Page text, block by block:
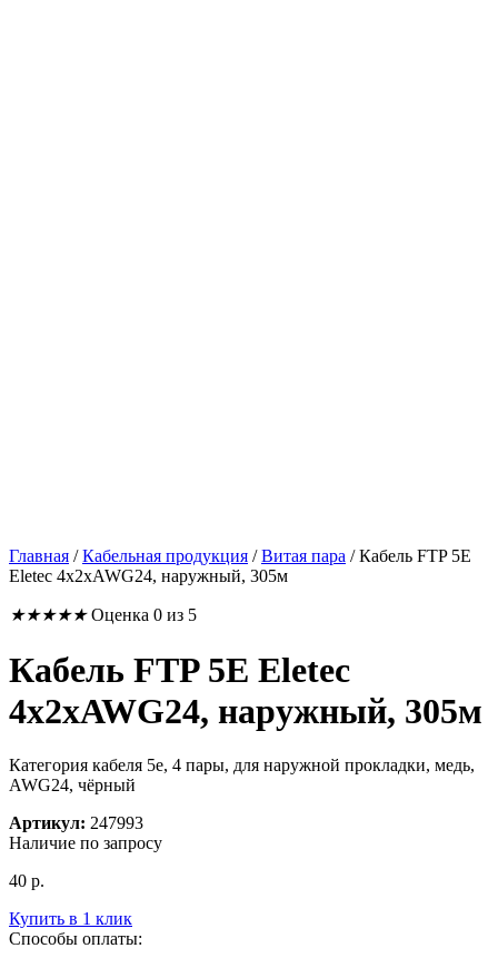
Главная /Кабельная продукция /Витая пара /Кабель FTP 5E
Eletec 4x2xAWG24, наружный, 305м
★★★★★ Оценка 0 из 5
Кабель FTP 5E Eletec
4x2xAWG24, наружный, 305м
Категория кабеля 5e, 4 пары, для наружной прокладки, медь,
AWG24, чёрный
Артикул: 247993
Наличие по запросу
40 р.
Купить в 1 клик
Способы оплаты: